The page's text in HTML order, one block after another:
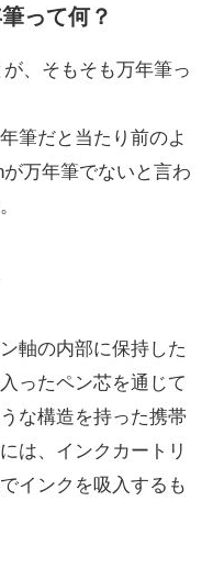
って何？
、そもそも万年筆っ
筆だと当たり前のよ
万年筆でないと言わ
軸の内部に保持した
ったペン芯を通じて
な構造を持った携帯
は、インクカートリ
インクを吸入するも